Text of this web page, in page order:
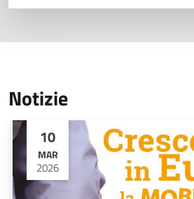
Notizie
10
MAR
2026